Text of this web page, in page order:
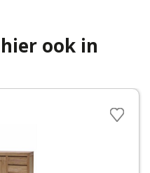
ook in